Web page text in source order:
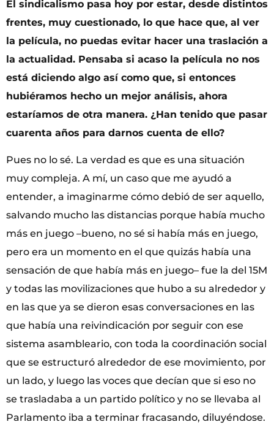
El sindicalismo pasa hoy por estar, desde distintos
frentes, muy cuestionado, lo que hace que, al ver
la película, no puedas evitar hacer una traslación a
la actualidad. Pensaba si acaso la película no nos
está diciendo algo así como que, si entonces
hubiéramos hecho un mejor análisis, ahora
estaríamos de otra manera. ¿Han tenido que pasar
cuarenta años para darnos cuenta de ello?
Pues no lo sé. La verdad es que es una situación
muy compleja. A mí, un caso que me ayudó a
entender, a imaginarme cómo debió de ser aquello,
salvando mucho las distancias porque había mucho
más en juego –bueno, no sé si había más en juego,
pero era un momento en el que quizás había una
sensación de que había más en juego– fue la del 15M
y todas las movilizaciones que hubo a su alrededor y
en las que ya se dieron esas conversaciones en las
que había una reivindicación por seguir con ese
sistema asambleario, con toda la coordinación social
que se estructuró alrededor de ese movimiento, por
un lado, y luego las voces que decían que si eso no
se trasladaba a un partido político y no se llevaba al
Parlamento iba a terminar fracasando, diluyéndose.